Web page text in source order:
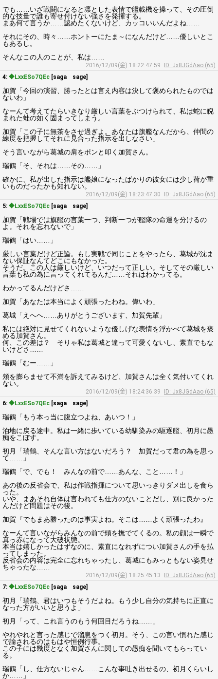
でも……いざ戦闘になると凛とした表情で艦載機を操って、その圧倒
的な技量で誰も寄せ付けない強さを発揮する。
まあ何て言うか……認めたくないけど、カッコいいんだよね……
それにその、時々……ホントーにたま～になんだけど……優しいとこ
もあるし。
そんなこの人のことが、私は……
2016/12/09(金) 18:22:47.59
ID: Jx8JGdAao (65)
4: ◆LxxESo7QEc [saga sage]
加賀「今回の演習、勝ったとは言え内容は決して褒められたものでは
ないわ」
なーんて考えてたらいきなり厳しい言葉をぶつけられて、私は蛇に睨
まれた蛙の如く固まってしまう。
加賀「この子に無茶をさせ過ぎよ。あなたは旗艦なんだから、仲間の
練度を把握してそれに見合った指示を出しなさい」
そう言いながら葛城の肩をポンと叩く加賀さん。
瑞鶴「そ、それは……その……」
確かに、私が出した指示は艦娘になったばかりの彼女には少し荷が重
いものだったかも知れない。
2016/12/09(金) 18:23:47.30
ID: Jx8JGdAao (65)
5: ◆LxxESo7QEc [saga sage]
加賀「戦場では旗艦の言葉一つ、判断一つが艦隊の命運を分けるの
よ。それを忘れないで」
瑞鶴「はい……」
厳しい言葉だけど正論。もし実戦で同じことをやったら、葛城が沈ま
ない保証なんてどこにもなかった。
そうだ。この人は厳しいけど、いつだって正しい。そしてその厳しい
言葉も私の為に言ってくれてるんだ……それはわかってる。
わかってるんだけどさ……
加賀「あなたは本当によく頑張ったわね。偉いわ」
葛城「えへへ……ありがとうございます、加賀先輩」
私には絶対に見せてくれないような優しげな表情を浮かべて葛城を褒
める加賀さん。
何、この差は？ そりゃ私は葛城と違って可愛くないし、素直でもな
いけどさ……
瑞鶴「むー……」
頬を膨らませて不満を訴えてみるけど、加賀さんは全く気付いてくれ
ない。
2016/12/09(金) 18:24:36.39
ID: Jx8JGdAao (65)
6: ◆LxxESo7QEc [saga sage]
瑞鶴「もう本っ当に腹立つよね、あいつ！」
泊地に戻る途中。私は一緒に歩いている幼馴染みの駆逐艦、初月に愚
痴をこぼす。
初月「瑞鶴、そんな言い方はないだろう？ 加賀だって君の為を思っ
て……」
瑞鶴「で、でも！ みんなの前で……あんな、こと……！」
あの後の反省会で、私は作戦指揮について思いっきりダメ出しを食ら
った。
いや、まあそれ自体は言われても仕方のないことだし、別に良かった
んだけど問題はその後。
加賀『でもまあ勝ったのは事実よね。そこは……よく頑張ったわ』
なーんて言いながらみんなの前で頭を撫でてくるの。私の顔は一瞬で
真っ赤になって大破状態。
本当は嬉しかったはずなのに、素直になれずについ加賀さんの手を払
ってしまった。
反省会の内容は完全に忘れちゃったし、葛城にもみっともない姿見せ
ちゃったな……
2016/12/09(金) 18:25:45.13
ID: Jx8JGdAao (65)
7: ◆LxxESo7QEc [saga sage]
初月「瑞鶴、君はいつもそうだよね。もう少し自分の気持ちに正直に
なった方がいいと思うよ」
初月「って、これ言うのもう何回目だろうね……」
やれやれと言った感じで溜息をつく初月。そう、この言い慣れた感じ
で諭されるのはもはや恒例行事。
この子には幾度となく加賀さんに関しての愚痴を聞いてもらってい
る。
瑞鶴「し、仕方ないじゃん……こんな事吐き出せるの、初月くらいし
か……」